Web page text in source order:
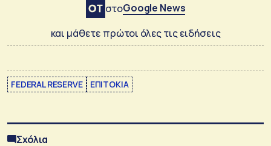
στοGoogle News
και μάθετε πρώτοι όλες τις ειδήσεις
FEDERAL RESERVE ΕΠΙΤΟΚΙΑ
Σχόλια